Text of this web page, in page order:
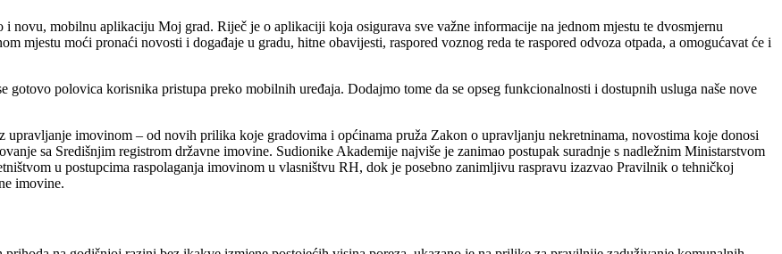
novu, mobilnu aplikaciju Moj grad. Riječ je o aplikaciji koja osigurava sve važne informacije na jednom mjestu te dvosmjernu
mjestu moći pronaći novosti i događaje u gradu, hitne obavijesti, raspored voznog reda te raspored odvoza otpada, a omogućavat će i
gotovo polovica korisnika pristupa preko mobilnih uređaja. Dodajmo tome da se opseg funkcionalnosti i dostupnih usluga naše nove
imovinom – od novih prilika koje gradovima i općinama pruža Zakon o upravljanju nekretninama, novostima koje donosi
sa Središnjim registrom državne imovine. Sudionike Akademije najviše je zanimao postupak suradnje s nadležnim Ministarstvom
u postupcima raspolaganja imovinom u vlasništvu RH, dok je posebno zanimljivu raspravu izazvao Pravilnik o tehničkoj
imovine.